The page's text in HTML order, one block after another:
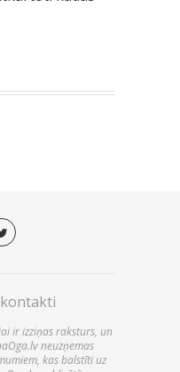
ir izziņas raksturs, un
neuzņemas
kas balstīti uz